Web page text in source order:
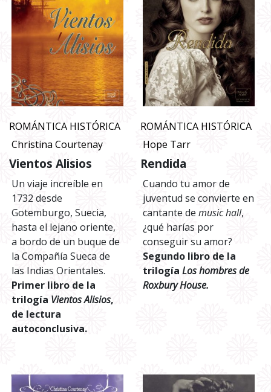
ROMÁNTICA HISTÓRICA
Christina Courtenay
Vientos Alisios
Un viaje increíble en
1732 desde
Gotemburgo, Suecia,
hasta el lejano oriente,
a bordo de un buque de
la Compañía Sueca de
las Indias Orientales.
Primer libro de la
trilogía Vientos Alisios,
de lectura
autoconclusiva.
ROMÁNTICA HISTÓRICA
Hope Tarr
Rendida
Cuando tu amor de
juventud se convierte en
cantante demusic hall,
¿qué harías por
conseguir su amor?
Segundo libro de la
trilogíaLos hombres de
Roxbury House.